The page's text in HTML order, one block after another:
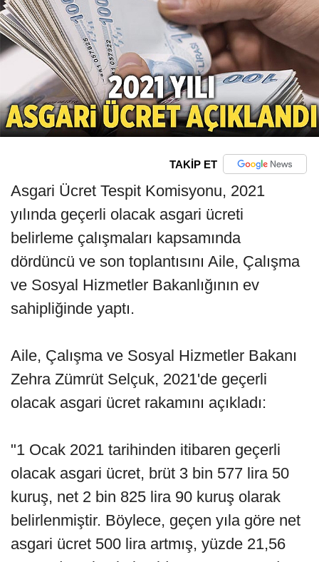
TAKİP ET
Asgari Ücret Tespit Komisyonu, 2021
yılında geçerli olacak asgari ücreti
belirleme çalışmaları kapsamında
dördüncü ve son toplantısını Aile, Çalışma
ve Sosyal Hizmetler Bakanlığının ev
sahipliğinde yaptı.
Aile, Çalışma ve Sosyal Hizmetler Bakanı
Zehra Zümrüt Selçuk, 2021'de geçerli
olacak asgari ücret rakamını açıkladı:
"1 Ocak 2021 tarihinden itibaren geçerli
olacak asgari ücret, brüt 3 bin 577 lira 50
kuruş, net 2 bin 825 lira 90 kuruş olarak
belirlenmiştir. Böylece, geçen yıla göre net
asgari ücret 500 lira artmış, yüzde 21,56